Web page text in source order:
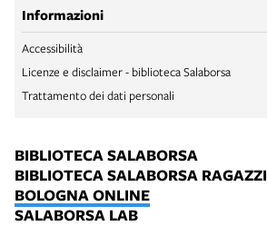
Informazioni
Accessibilità
Licenze e disclaimer - biblioteca Salaborsa
Trattamento dei dati personali
BIBLIOTECA SALABORSA
BIBLIOTECA SALABORSA RAGAZZI
BOLOGNA ONLINE
SALABORSA LAB